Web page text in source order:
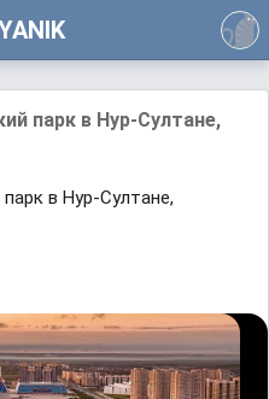
парк в Нур-Султане,
в Нур-Султане,